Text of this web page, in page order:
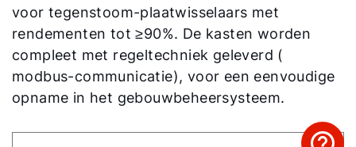
voor tegenstoom-plaatwisselaars met
rendementen tot ≥90%. De kasten worden
compleet met regeltechniek geleverd (
modbus-communicatie), voor een eenvoudige
opname in het gebouwbeheersysteem.